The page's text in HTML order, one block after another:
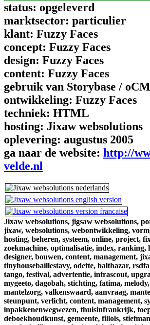
status: opgeleverd
marktsector: particulier
klant: Fuzzy Faces
concept: Fuzzy Faces
design: Fuzzy Faces
content: Fuzzy Faces
gebruik van Storybase /
ontwikkeling: Fuzzy Faces
techniek: HTML
hosting: Jixaw websolutions
oplevering: augustus 2005
ga naar de website: http://
velde.nl
Jixaw websolutions, jigsaw websolutions,
jixaw, websolutions, webontwikkeling,
hosting, beheren, systeem, online, project,
zoekmachine, optimalisatie, index, ranking,
designer, bouwen, content, management,
tinyhousebaillestavy, odette, balthazar,
tango, festival, advertentie, infrascout,
mygeeto, dagobah, stichting, fatima, melody,
mantelzorg, valkenswaard, aanvraag,
steunpunt, verlicht, content, management,
inpakkenenwegwezen, thuisinfrankrijk,
deboekhoudkunst, gemeente, fillols,